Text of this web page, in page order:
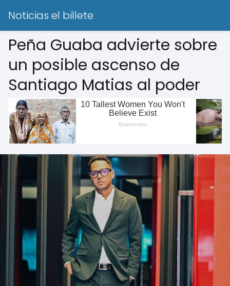
Noticias el billete
Peña Guaba advierte sobre
un posible ascenso de
Santiago Matias al poder